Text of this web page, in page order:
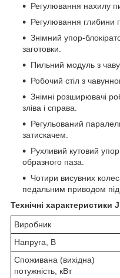
Регулювання нахилу
Регулювання глибини
Знімний упор-
заготовки.
Пильний модуль з
Робочий стіл з
Знімні розширювачі
зліва і справа.
Регульований
затискачем.
Рухливий кутовий
образного паза.
Чотири висувних
педальним приводом
Технічні характеристики
Виробник
Напруга, В
Споживана (вихідна)
потужність, кВт